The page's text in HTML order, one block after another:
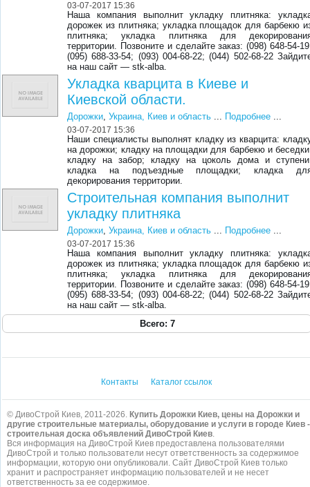
03-07-2017 15:36
Наша компания выполнит укладку плитняка:
дорожек из плитняка; укладка площадок для барбекю
плитняка; укладка плитняка для
территории. Позвоните и сделайте заказ: (098) 648-54-
(095) 688-33-54; (093) 004-68-22; (044) 502-68-22
на наш сайт — stk-alba.
Укладка кварцита в Киеве и
Киевской области.
Дорожки,Украина, Киев и область ... Подробнее ...
03-07-2017 15:36
Наши специалисты выполнят кладку из кварцита:
на дорожки; кладку на площадки для барбекю и
кладку на забор; кладку на цоколь дома и
кладка на подъездные площадки; кладка
декорирования территории.
Строительная компания выполнит
укладку плитняка
Дорожки,Украина, Киев и область ... Подробнее ...
03-07-2017 15:36
Наша компания выполнит укладку плитняка:
дорожек из плитняка; укладка площадок для барбекю
плитняка; укладка плитняка для
территории. Позвоните и сделайте заказ: (098) 648-54-
(095) 688-33-54; (093) 004-68-22; (044) 502-68-22
на наш сайт — stk-alba.
Всего: 7
Контакты Каталог ссылок
© ДивоСтрой Киев, 2011-2026. Купить Дорожки Киев, цены на Дорожки и
другие строительные материалы, оборудование и услуги в городе Киев -
строительная доска объявлений ДивоСтрой Киев.
Вся информация на ДивоСтрой Киев предоставлена пользователями
ДивоСтрой и только пользователи несут ответственность за содержимое
информации, которую они опубликовали. Сайт ДивоСтрой Киев только
хранит и распространяет информацию пользователей и не несет
ответственность за ее содержимое.